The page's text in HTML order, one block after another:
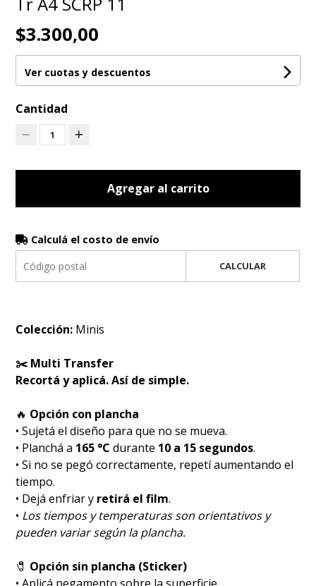
$3.300,00
Ver cuotas y descuentos
Cantidad
1
Agregar al carrito
Calculá el costo de envío
CALCULAR
Colección: Minis
✂️ Multi Transfer
Recortá y aplicá. Así de simple.
🔥 Opción con plancha
• Sujetá el diseño para que no se mueva.
• Planchá a 165 °C durante 10 a 15 segundos.
• Si no se pegó correctamente, repetí aumentando el
tiempo.
• Dejá enfriar y retirá el film.
• Los tiempos y temperaturas son orientativos y
pueden variar según la plancha.
🧷 Opción sin plancha (Sticker)